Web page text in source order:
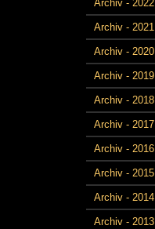
Archiv - 2022
Archiv - 2021
Archiv - 2020
Archiv - 2019
Archiv - 2018
Archiv - 2017
Archiv - 2016
Archiv - 2015
Archiv - 2014
Archiv - 2013